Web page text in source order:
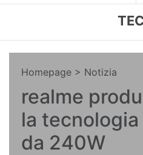
Homepage > Notizia
realme
la
da 240W